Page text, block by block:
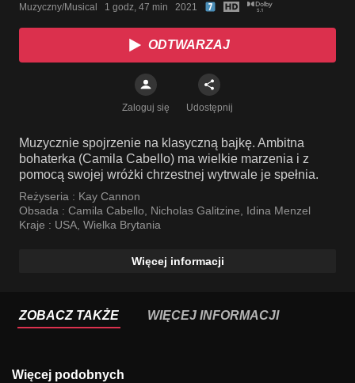
Muzyczny/Musical   1 godz, 47 min   2021
ODTWARZAJ
Zaloguj się Udostępnij
Muzycznie spojrzenie na klasyczną bajkę. Ambitna
bohaterka (Camila Cabello) ma wielkie marzenia i z
pomocą swojej wróżki chrzestnej wytrwale je spełnia.
Reżyseria : Kay Cannon
Obsada : Camila Cabello, Nicholas Galitzine, Idina Menzel
Kraje : USA, Wielka Brytania
Więcej informacji
ZOBACZ TAKŻE WIĘCEJ INFORMACJI
Więcej podobnych